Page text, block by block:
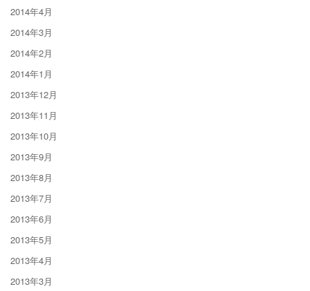
2014年4月
2014年3月
2014年2月
2014年1月
2013年12月
2013年11月
2013年10月
2013年9月
2013年8月
2013年7月
2013年6月
2013年5月
2013年4月
2013年3月